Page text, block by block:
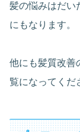
髪の悩みはだい
にもなります。
他にも髪質改善
覧になってくだ